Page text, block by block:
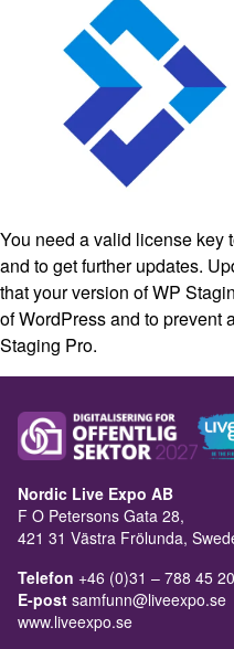
You need a valid license key
and to get further updates.
that your version of WP
of WordPress and to prevent
Staging Pro.
Nordic Live Expo AB
F O Petersons Gata 28,
421 31 Västra Frölunda,
Telefon +46 (0)31 – 788 45 20
E-post samfunn@liveexpo.se
www.liveexpo.se